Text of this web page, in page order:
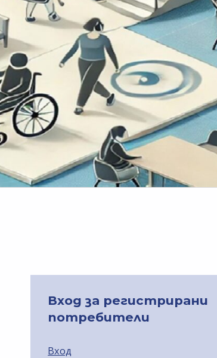
Вход за регистрирани
потребители
Вход